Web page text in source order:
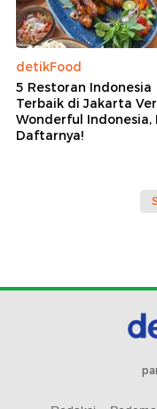
detikFood
5 Restoran Indonesia
Terbaik di Jakarta
Wonderful Indonesia,
Daftarnya!